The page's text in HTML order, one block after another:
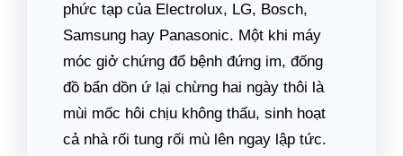
phức tạp của Electrolux, LG, Bosch,
Samsung hay Panasonic. Một khi máy
móc giở chứng đổ bệnh đứng im, đống
đồ bẩn dồn ứ lại chừng hai ngày thôi là
mùi mốc hôi chịu không thấu, sinh hoạt
cả nhà rối tung rối mù lên ngay lập tức.